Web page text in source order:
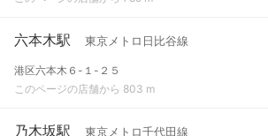
六本木駅 東京メトロ日比谷線
港区六本木６-１-２５
このページの店舗から 803 m
乃木坂駅 東京メトロ千代田線